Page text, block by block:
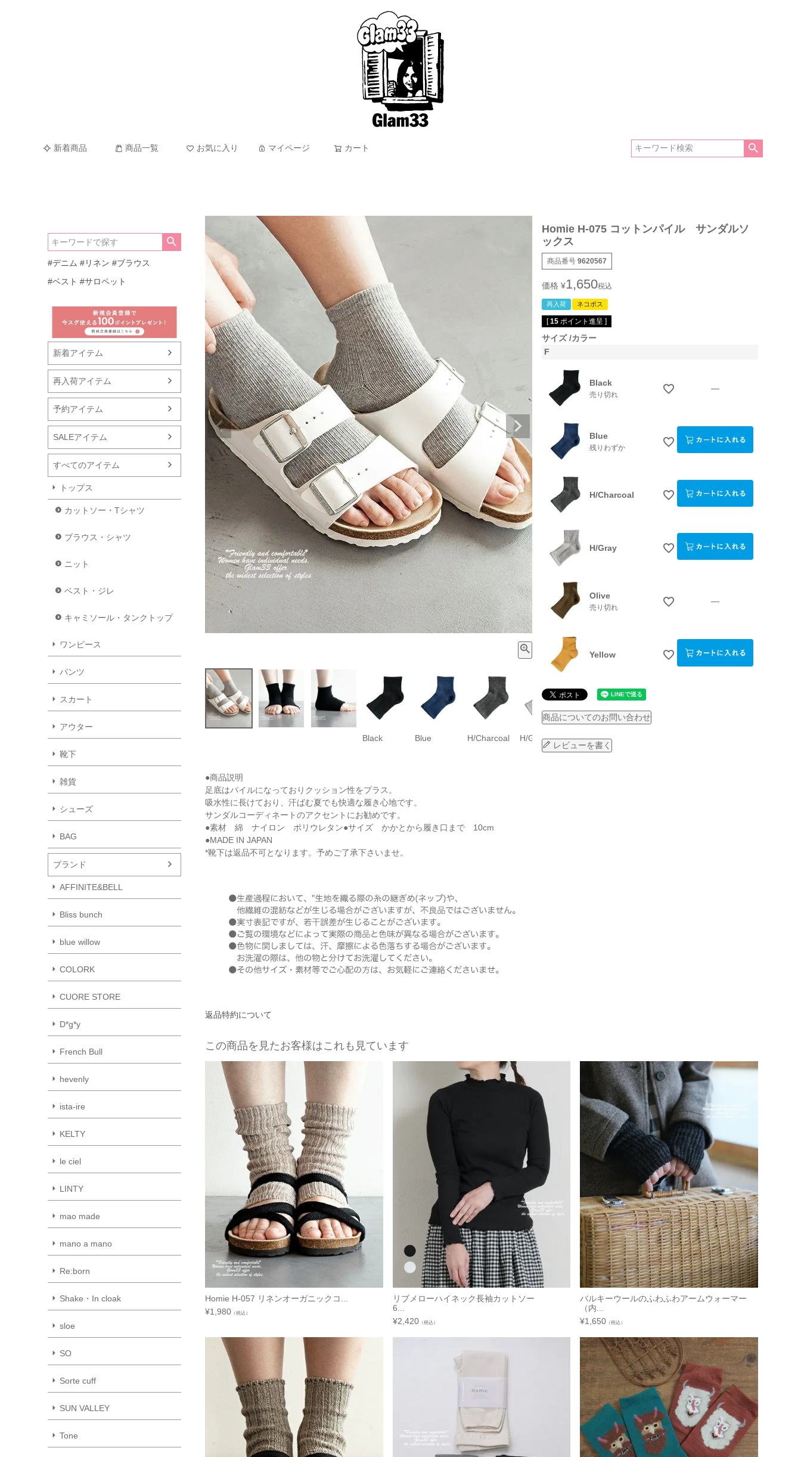
新着商品 商品一覧 お気に入り マイページ カート
#デニム #リネン #ブラウス
#ベスト #サロペット
新着アイテム
再入荷アイテム
予約アイテム
SALEアイテム
すべてのアイテム
トップス
カットソー・Tシャツ
ブラウス・シャツ
ニット
ベスト・ジレ
キャミソール・タンクトップ
ワンピース
パンツ
スカート
アウター
靴下
雑貨
シューズ
BAG
ブランド
AFFINITE&BELL
Bliss bunch
blue willow
COLORK
CUORE STORE
D*g*y
French Bull
hevenly
ista-ire
KELTY
le ciel
LINTY
mao made
mano a mano
Re:born
Shake・In cloak
sloe
SO
Sorte cuff
SUN VALLEY
Tone
Black Blue H/Charcoal H/Gray Olive
Homie H-075 コットンパイル サンダルソ
ックス
商品番号 9620567
価格 ¥1,650税込
再入荷 ネコポス
[ 15 ポイント進呈 ]
サイズ カラー
F
Black
売り切れ
—
Blue
残りわずか
H/Charcoal
H/Gray
Olive
売り切れ
—
Yellow
商品についてのお問い合わせ
レビューを書く
●商品説明
足底はパイルになっておりクッション性をプラス。
吸水性に長けており、汗ばむ夏でも快適な履き心地です。
サンダルコーディネートのアクセントにお勧めです。
●素材 綿 ナイロン ポリウレタン●サイズ かかとから履き口まで 10cm
●MADE IN JAPAN
*靴下は返品不可となります。予めご了承下さいませ。
返品特約について
この商品を見たお客様はこれも見ています
Homie H-057 リネンオーガニックコ...
¥1,980 （税込）
リブメローハイネック長袖カットソー
6...
¥2,420（税込）
バルキーウールのふわふわアームウォーマー
（内...
¥1,650 （税込）